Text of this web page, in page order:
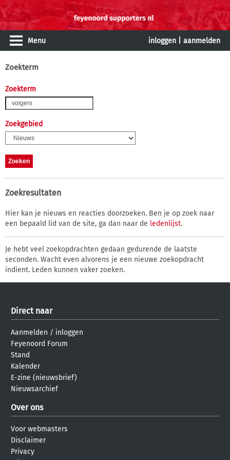
Menu inloggen aanmelden
Zoekterm
Zoekterm
Zoekgebied
Zoekresultaten
Hier kan je nieuws en reacties doorzoeken. Ben je op zoek naar
een bepaald lid van de site, ga dan naar de ledenlijst.
Je hebt veel zoekopdrachten gedaan gedurende de laatste
seconden. Wacht even alvorens je een nieuwe zoekopdracht
indient. Leden kunnen vaker zoeken.
Direct naar
Aanmelden / inloggen
Feyenoord Forum
Stand
Kalender
E-zine (nieuwsbrief)
Nieuwsarchief
Over ons
Voor webmasters
Disclaimer
Privacy